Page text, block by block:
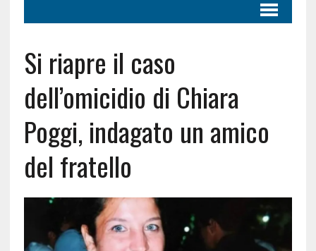
Si riapre il caso
dell’omicidio di Chiara
Poggi, indagato un amico
del fratello